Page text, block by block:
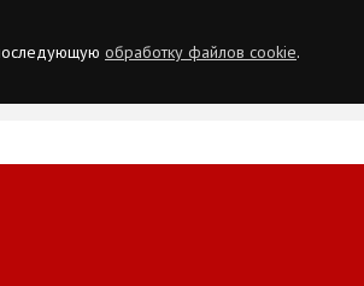
обработку файлов cookie.